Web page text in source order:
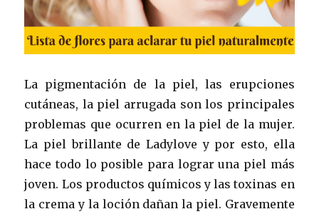
La pigmentación de la piel, las erupciones
cutáneas, la piel arrugada son los principales
problemas que ocurren en la piel de la mujer.
La piel brillante de Ladylove y por esto, ella
hace todo lo posible para lograr una piel más
joven. Los productos químicos y las toxinas en
la crema y la loción dañan la piel. Gravemente